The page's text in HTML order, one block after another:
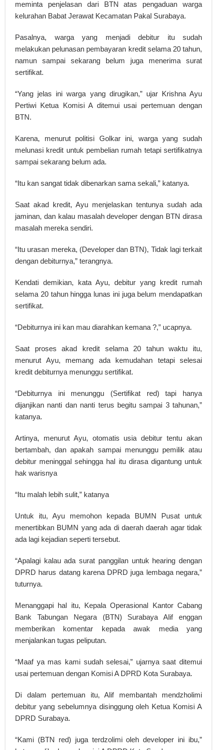
meminta penjelasan dari BTN atas pengaduan warga
kelurahan Babat Jerawat Kecamatan Pakal Surabaya.
Pasalnya, warga yang menjadi debitur itu sudah
melakukan pelunasan pembayaran kredit selama 20 tahun,
namun sampai sekarang belum juga menerima surat
sertifikat.
“Yang jelas ini warga yang dirugikan,” ujar Krishna Ayu
Pertiwi Ketua Komisi A ditemui usai pertemuan dengan
BTN.
Karena, menurut politisi Golkar ini, warga yang sudah
melunasi kredit untuk pembelian rumah tetapi sertifikatnya
sampai sekarang belum ada.
“Itu kan sangat tidak dibenarkan sama sekali,” katanya.
Saat akad kredit, Ayu menjelaskan tentunya sudah ada
jaminan, dan kalau masalah developer dengan BTN dirasa
masalah mereka sendiri.
“Itu urasan mereka, (Developer dan BTN), Tidak lagi terkait
dengan debiturnya,” terangnya.
Kendati demikian, kata Ayu, debitur yang kredit rumah
selama 20 tahun hingga lunas ini juga belum mendapatkan
sertifikat.
“Debiturnya ini kan mau diarahkan kemana ?,” ucapnya.
Saat proses akad kredit selama 20 tahun waktu itu,
menurut Ayu, memang ada kemudahan tetapi selesai
kredit debiturnya menunggu sertifikat.
“Debiturnya ini menunggu (Sertifikat red) tapi hanya
dijanjikan nanti dan nanti terus begitu sampai 3 tahunan,”
katanya.
Artinya, menurut Ayu, otomatis usia debitur tentu akan
bertambah, dan apakah sampai menunggu pemilik atau
debitur meninggal sehingga hal itu dirasa digantung untuk
hak warisnya
“Itu malah lebih sulit,” katanya
Untuk itu, Ayu memohon kepada BUMN Pusat untuk
menertibkan BUMN yang ada di daerah daerah agar tidak
ada lagi kejadian seperti tersebut.
“Apalagi kalau ada surat panggilan untuk hearing dengan
DPRD harus datang karena DPRD juga lembaga negara,”
tuturnya.
Menanggapi hal itu, Kepala Operasional Kantor Cabang
Bank Tabungan Negara (BTN) Surabaya Alif enggan
memberikan komentar kepada awak media yang
menjalankan tugas peliputan.
“Maaf ya mas kami sudah selesai,” ujarnya saat ditemui
usai pertemuan dengan Komisi A DPRD Kota Surabaya.
Di dalam pertemuan itu, Alif membantah mendzholimi
debitur yang sebelumnya disinggung oleh Ketua Komisi A
DPRD Surabaya.
“Kami (BTN red) juga terdzolimi oleh developer ini ibu,”